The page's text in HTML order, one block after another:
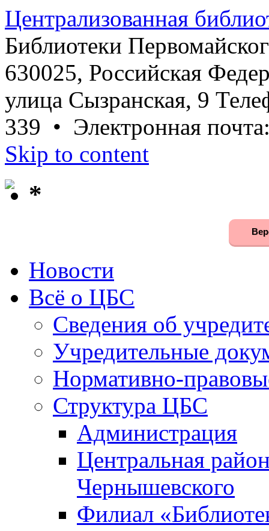
Централизованная
Библиотеки
630025, Российская
улица Сызранская, 9
339 • Электронная
Skip to content
*
Новости
Всё о ЦБС
Сведения об
Учредительные
Нормативно-
Структура ЦБС
Администрация
Центральная
Чернышевского
Филиал